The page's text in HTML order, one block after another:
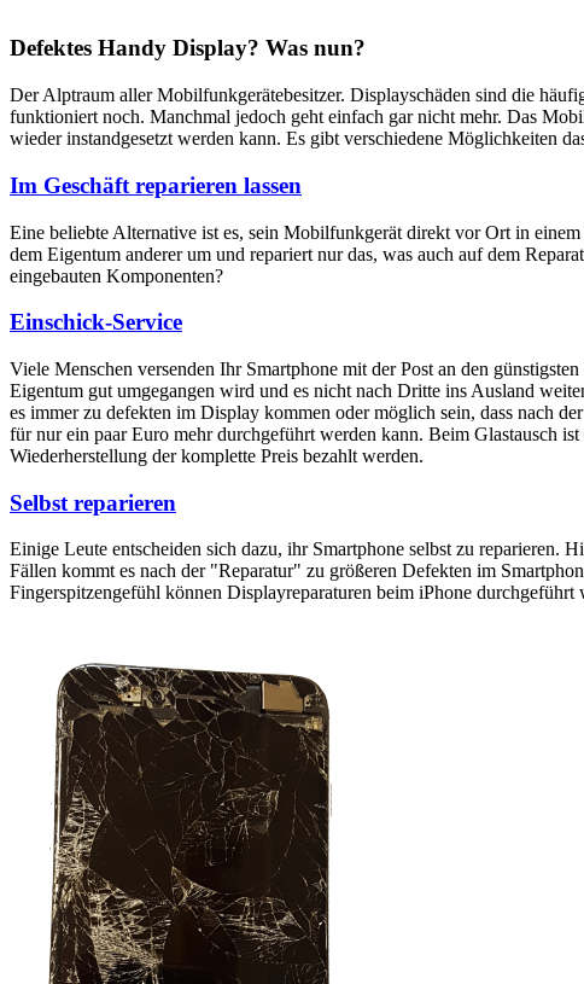
Defektes Handy Display? Was nun?
Der Alptraum aller Mobilfunkgerätebesitzer. Displayschäden sind die
funktioniert noch. Manchmal jedoch geht einfach gar nicht mehr. Das
wieder instandgesetzt werden kann. Es gibt verschiedene Möglichkeiten
Im Geschäft reparieren lassen
Eine beliebte Alternative ist es, sein Mobilfunkgerät direkt vor Ort in
dem Eigentum anderer um und repariert nur das, was auch auf dem
eingebauten Komponenten?
Einschick-Service
Viele Menschen versenden Ihr Smartphone mit der Post an den
Eigentum gut umgegangen wird und es nicht nach Dritte ins Ausland
es immer zu defekten im Display kommen oder möglich sein, dass nach
für nur ein paar Euro mehr durchgeführt werden kann. Beim Glastausch
Wiederherstellung der komplette Preis bezahlt werden.
Selbst reparieren
Einige Leute entscheiden sich dazu, ihr Smartphone selbst zu reparieren.
Fällen kommt es nach der "Reparatur" zu größeren Defekten im
Fingerspitzengefühl können Displayreparaturen beim iPhone